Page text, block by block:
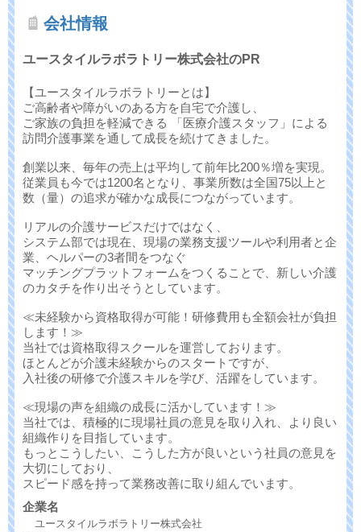
会社情報
ユースタイルラボラトリー株式会社のPR
【ユースタイルラボラトリーとは】
ご高齢者や障がいのある方を自宅で介護し、
ご家族の負担を軽減できる 「医療介護スタッフ」による
訪問介護事業を通して成長を続けてきました。
創業以来、毎年の売上は平均して前年比200％増を実現。
従業員も今では1200名となり、事業所数は全国75以上と
数（量）の追求が確かな成長につながっています。
リアルの介護サービスだけではなく、
システム部では現在、現場の業務支援ツールや利用者と企
業、ヘルパーの3者間をつなぐ
マッチングプラットフォームをつくることで、新しい介護
のカタチを作り出そうとしています。
≪未経験から資格取得が可能！研修費用も全額会社が負担
します！≫
当社では資格取得スクールを運営しております。
ほとんどが介護未経験からのスタートですが、
入社後の研修で介護スキルを学び、活躍をしています。
≪現場の声を組織の成長に活かしています！≫
当社では、積極的に現場社員の意見を取り入れ、より良い
組織作りを目指しています。
もっとこうしたい、こうした方が良いという社員の意見を
大切にしており、
スピード感を持って業務改善に取り組んでいます。
企業名
ユースタイルラボラトリー株式会社